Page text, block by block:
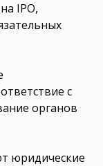
IPO,
с
органов
юридические